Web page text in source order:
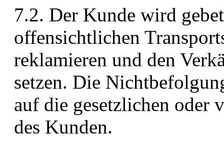
7.2. Der Kunde wird
offensichtlichen
reklamieren und den
setzen. Die
auf die gesetzlichen oder
des Kunden.